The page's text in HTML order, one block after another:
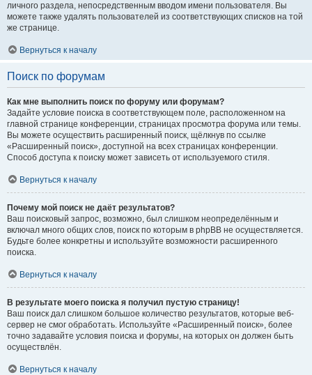
личного раздела, непосредственным вводом имени пользователя. Вы
можете также удалять пользователей из соответствующих списков на той
же странице.
Вернуться к началу
Поиск по форумам
Как мне выполнить поиск по форуму или форумам?
Задайте условие поиска в соответствующем поле, расположенном на
главной странице конференции, страницах просмотра форума или темы.
Вы можете осуществить расширенный поиск, щёлкнув по ссылке
«Расширенный поиск», доступной на всех страницах конференции.
Способ доступа к поиску может зависеть от используемого стиля.
Вернуться к началу
Почему мой поиск не даёт результатов?
Ваш поисковый запрос, возможно, был слишком неопределённым и
включал много общих слов, поиск по которым в phpBB не осуществляется.
Будьте более конкретны и используйте возможности расширенного
поиска.
Вернуться к началу
В результате моего поиска я получил пустую страницу!
Ваш поиск дал слишком большое количество результатов, которые веб-
сервер не смог обработать. Используйте «Расширенный поиск», более
точно задавайте условия поиска и форумы, на которых он должен быть
осуществлён.
Вернуться к началу